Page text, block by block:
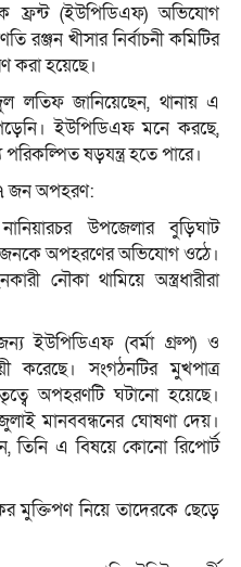
ফ্রন্ট (ইউপিডিএফ) অভিযোগ
রঞ্জন খীসার নির্বাচনী কমিটির
করা হয়েছে।
লতিফ জানিয়েছেন, থানায় এ
ইউপিডিএফ মনে করছে,
ষড়যন্ত্র হতে পারে।
জন অপহরণ:
উপজেলার বুড়িঘাট
জনকে অপহরণের অভিযোগ ওঠে।
নৌকা থামিয়ে অস্ত্রধারীরা
ইউপিডিএফ (বর্মা গ্রুপ) ও
করেছে। সংগঠনটির মুখপাত্র
অপহরণটি ঘটানো হয়েছে।
মানববন্ধনের ঘোষণা দেয়।
তিনি এ বিষয়ে কোনো রিপোর্ট
মুক্তিপণ নিয়ে তাদেরকে ছেড়ে